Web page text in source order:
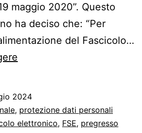
maggio 2020”. Questo
ha deciso che: “Per
del Fascicolo…
caricamento
di
2024
, protezione dati personali
elettronico, FSE, pregresso